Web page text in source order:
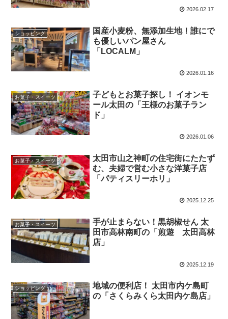
2026.02.17
ショッピング
国産小麦粉、無添加生地！誰にで
も優しいパン屋さん
「LOCALM」
2026.01.16
お菓子・スイーツ
子どもとお菓子探し！ イオンモ
ール太田の「王様のお菓子ラン
ド」
2026.01.06
お菓子・スイーツ
太田市山之神町の住宅街にたたず
む、夫婦で営む小さな洋菓子店
「パティスリーホリ」
2025.12.25
お菓子・スイーツ
手が止まらない！黒胡椒せん 太
田市高林南町の「煎遊 太田高林
店」
2025.12.19
ショッピング
地域の便利店！ 太田市内ケ島町
の「さくらみくら太田内ケ島店」